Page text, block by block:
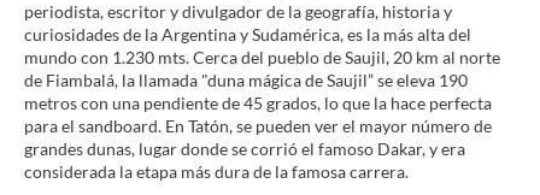
periodista, escritor y divulgador de la geografía, historia y
curiosidades de la Argentina y Sudamérica, es la más alta del
mundo con 1.230 mts. Cerca del pueblo de Saujil, 20 km al norte
de Fiambalá, la llamada "duna mágica de Saujil” se eleva 190
metros con una pendiente de 45 grados, lo que la hace perfecta
para el sandboard. En Tatón, se pueden ver el mayor número de
grandes dunas, lugar donde se corrió el famoso Dakar, y era
considerada la etapa más dura de la famosa carrera.